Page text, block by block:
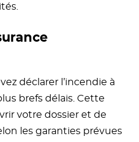
déclarer l’incendie à
brefs délais. Cette
votre dossier et de
les garanties prévues